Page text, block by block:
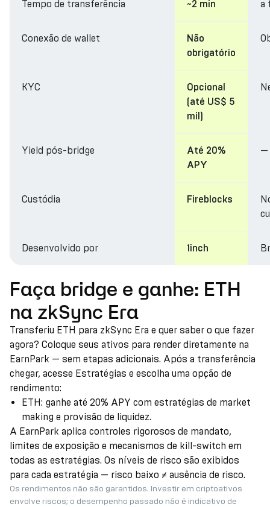
Tempo de transferência ~2 min a
Conexão de wallet
Não
obrigatório
KYC
Opcional
(até US$ 5
mil)
Yield pós-bridge
Até 20%
APY
—
Custódia Fireblocks
Desenvolvido por 1inch
Faça bridge e ganhe: ETH
na zkSync Era
Transferiu ETH para zkSync Era e quer saber o que fazer
agora? Coloque seus ativos para render diretamente na
EarnPark — sem etapas adicionais. Após a transferência
chegar, acesse Estratégias e escolha uma opção de
rendimento:
ETH: ganhe até 20% APY com estratégias de market
making e provisão de liquidez.
A EarnPark aplica controles rigorosos de mandato,
limites de exposição e mecanismos de kill-switch em
todas as estratégias. Os níveis de risco são exibidos
para cada estratégia — risco baixo ≠ ausência de risco.
Os rendimentos não são garantidos. Investir em criptoativos
envolve riscos; o desempenho passado não é indicativo de